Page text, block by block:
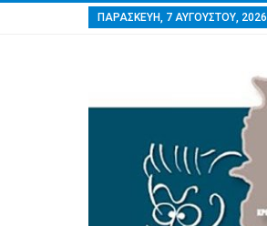
ΠΑΡΑΣΚΕΥΉ, 7 ΑΥΓΟΎΣΤΟΥ, 2026